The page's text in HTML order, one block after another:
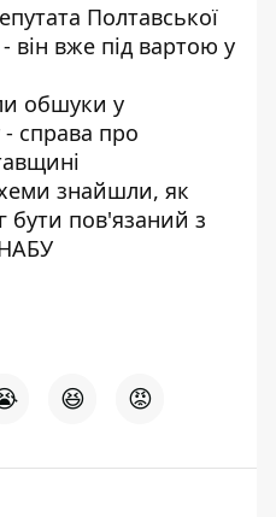
Полтавської
він вже під вартою у
обшуки у
справа про
знайшли, як
бути пов'язаний з
😆 😡